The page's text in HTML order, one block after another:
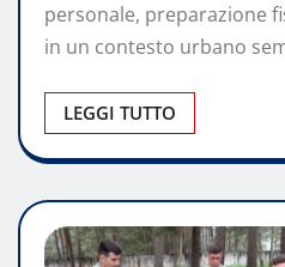
personale, preparazione
in un contesto urbano
LEGGI TUTTO